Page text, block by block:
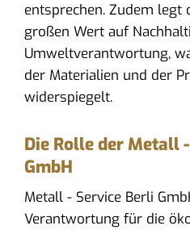
entsprechen. Zudem legt
großen Wert auf
Umweltverantwortung,
der Materialien und der
widerspiegelt.
Die Rolle der Metall
GmbH
Metall - Service Berli
Verantwortung für die